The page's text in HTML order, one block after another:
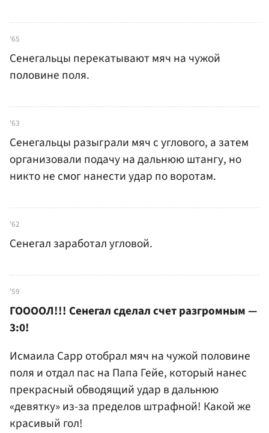
'65
Сенегальцы перекатывают мяч на чужой
половине поля.
'63
Сенегальцы разыграли мяч с углового, а затем
организовали подачу на дальнюю штангу, но
никто не смог нанести удар по воротам.
'62
Сенегал заработал угловой.
'59
ГООООЛ!!! Сенегал сделал счет разгромным —
3:0!
Исмаила Сарр отобрал мяч на чужой половине
поля и отдал пас на Папа Гейе, который нанес
прекрасный обводящий удар в дальнюю
«девятку» из-за пределов штрафной! Какой же
красивый гол!